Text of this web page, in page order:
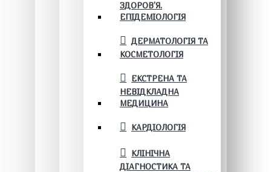
ЗДОРОВ’Я.
ЕПІДЕМІОЛОГІЯ
ДЕРМАТОЛОГІЯ ТА
КОСМЕТОЛОГІЯ
ЕКСТРЕНА ТА
НЕВІДКЛАДНА
МЕДИЦИНА
КАРДІОЛОГІЯ
КЛІНІЧНА
ДІАГНОСТИКА ТА